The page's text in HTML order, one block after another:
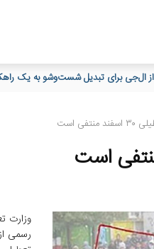
ال‌جی برای تبدیل شست‌وشو به یک
منتفی است
وزارت